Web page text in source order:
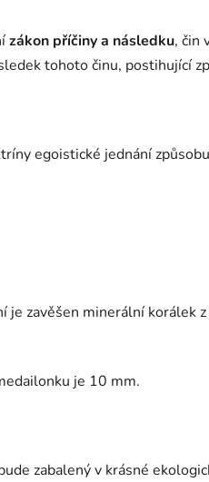
zákon příčiny a následku, čin
tohoto činu, postihující
egoistické jednání
je zavěšen minerální korálek
je 10 mm.
zabalený v krásné